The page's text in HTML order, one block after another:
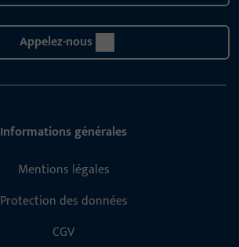
Appelez-nous
Informations générales
Mentions légales
Protection des données
CGV